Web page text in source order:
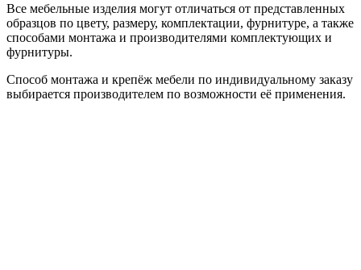
Все мебельные изделия могут отличаться от представленных
образцов по цвету, размеру, комплектации, фурнитуре, а также
способами монтажа и производителями комплектующих и
фурнитуры.
Способ монтажа и крепёж мебели по индивидуальному заказу
выбирается производителем по возможности её применения.